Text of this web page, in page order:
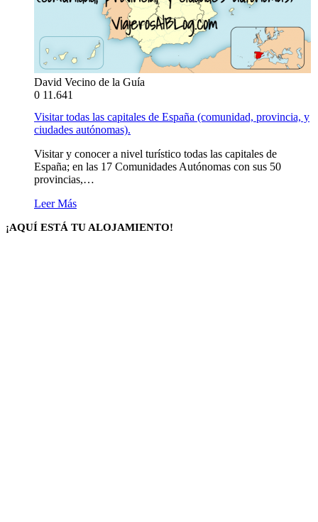
David Vecino de la Guía
0 11.641
Visitar todas las capitales de España (comunidad, provincia, y
ciudades autónomas).
Visitar y conocer a nivel turístico todas las capitales de
España; en las 17 Comunidades Autónomas con sus 50
provincias,…
Leer Más
¡AQUÍ ESTÁ TU ALOJAMIENTO!